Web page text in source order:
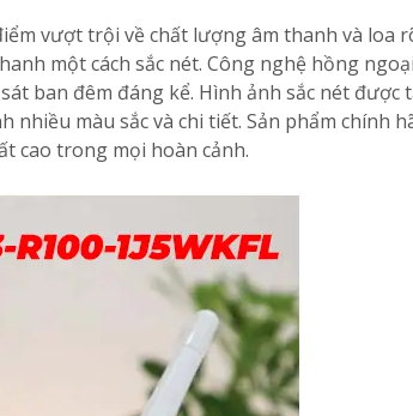
vượt trội về chất lượng âm thanh và loa
một cách sắc nét. Công nghệ hồng
ban đêm đáng kể. Hình ảnh sắc nét được
nhiều màu sắc và chi tiết. Sản phẩm chính
cao trong mọi hoàn cảnh.